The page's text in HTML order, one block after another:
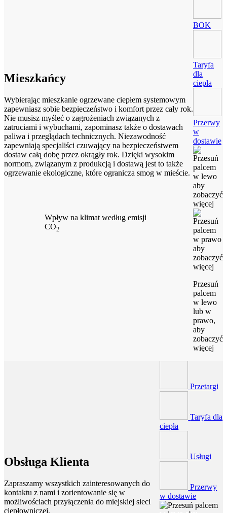
Mieszkańcy
Wybierając mieszkanie ogrzewane ciepłem systemowym
zapewniasz sobie bezpieczeństwo i komfort przez cały rok.
Nie musisz myśleć o zagrożeniach związanych z
zatruciami i wybuchami, zapominasz także o dostawach
paliwa i przeglądach technicznych. Niezawodność
zapewniają specjaliści czuwający na bezpieczeństwem
dostaw całą dobę przez okrągły rok. Dzięki wysokim
normom, związanym z produkcją i dostawą jest to także
ogrzewanie ekologiczne, które ogranicza smog w mieście.
Wpływ na klimat według emisji
CO2
BOK
Taryfa
dla
ciepła
Przerwy
w
dostawie
Przesuń
palcem
w lewo
lub w
prawo,
aby
zobaczyć
więcej
Obsługa Klienta
Zapraszamy wszystkich zainteresowanych do
kontaktu z nami i zorientowanie się w
możliwościach przyłączenia do miejskiej sieci
ciepłowniczej.
Przetargi
Taryfa dla
ciepła
Usługi
Przerwy
w dostawie